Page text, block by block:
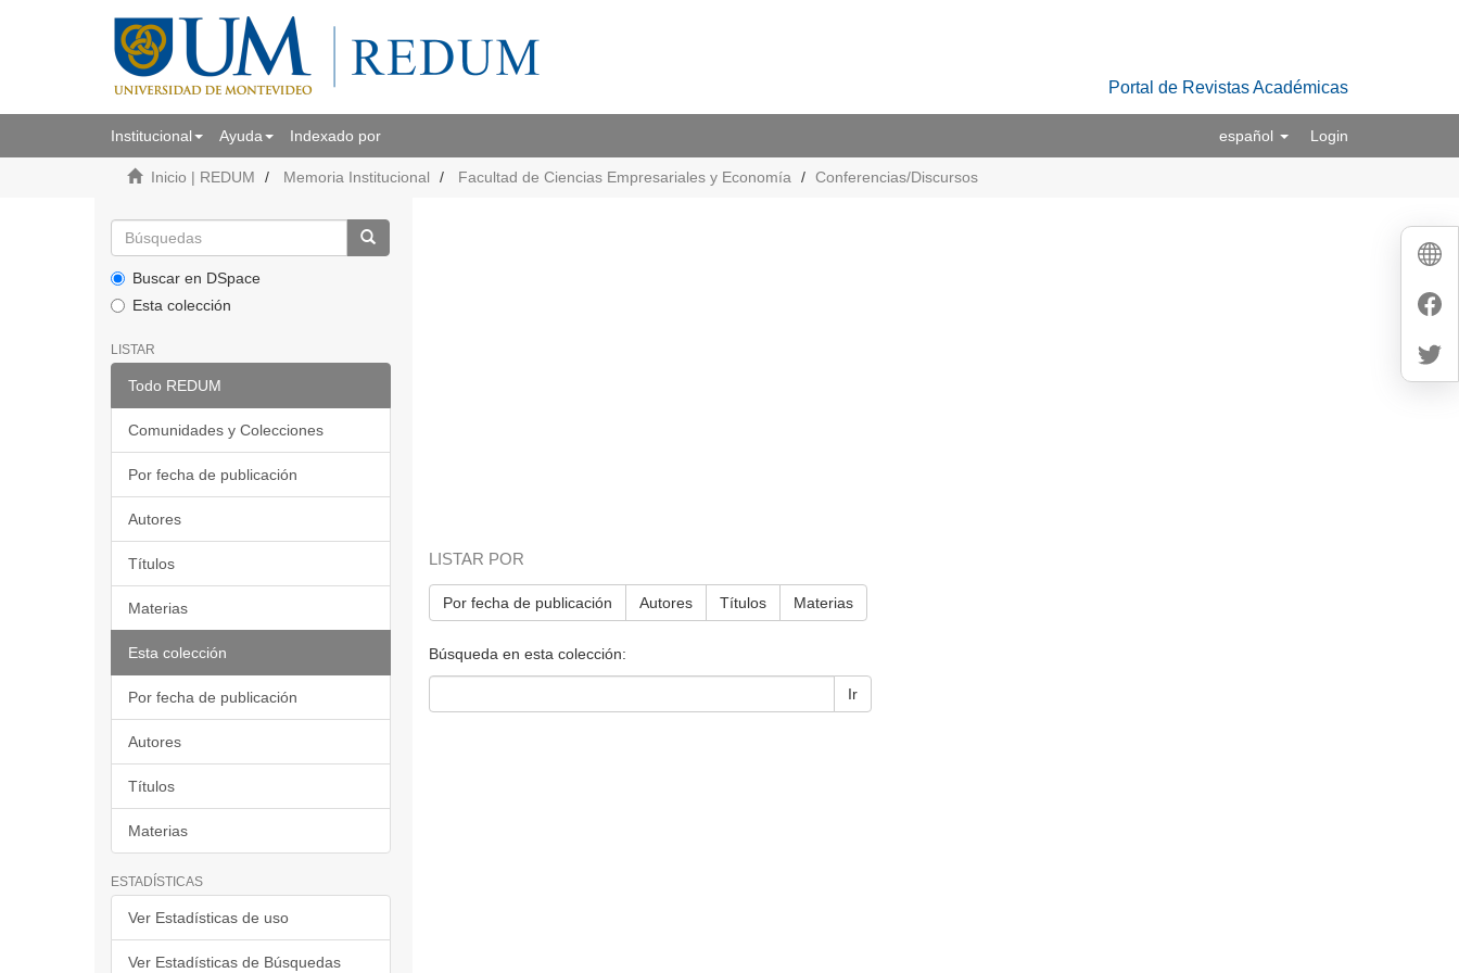
Portal de Revistas Académicas
Institucional Ayuda Indexado por español Login
Inicio | REDUM Memoria Institucional Facultad de Ciencias Empresariales y Economía Conferencias/Discursos
Buscar en DSpace
Esta colección
LISTAR
Todo REDUM
Comunidades y Colecciones
Por fecha de publicación
Autores
Títulos
Materias
Esta colección
Por fecha de publicación
Autores
Títulos
Materias
ESTADÍSTICAS
Ver Estadísticas de uso
Ver Estadísticas de Búsquedas
LISTAR POR
Por fecha de publicación Autores Títulos Materias
Búsqueda en esta colección:
Ir